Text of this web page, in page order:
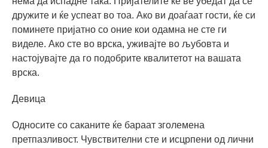
дружите и ќе успеат во тоа. Ако ви доаѓаат гости, ќе си
поминете пријатно со оние кои одамна не сте ги
виделе. Ако сте во врска, уживајте во љубовта и
настојувајте да го подобрите квалитетот на вашата
врска.
Девица
Односите со саканите ќе бараат зголемена
претпазливост. Чувствителни сте и исцрпени од лични